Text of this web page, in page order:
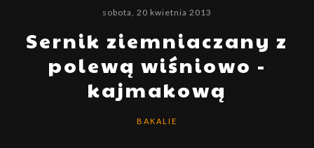
sobota, 20 kwietnia 2013
Sernik ziemniaczany z
polewą wiśniowo -
kajmakową
BAKALIE